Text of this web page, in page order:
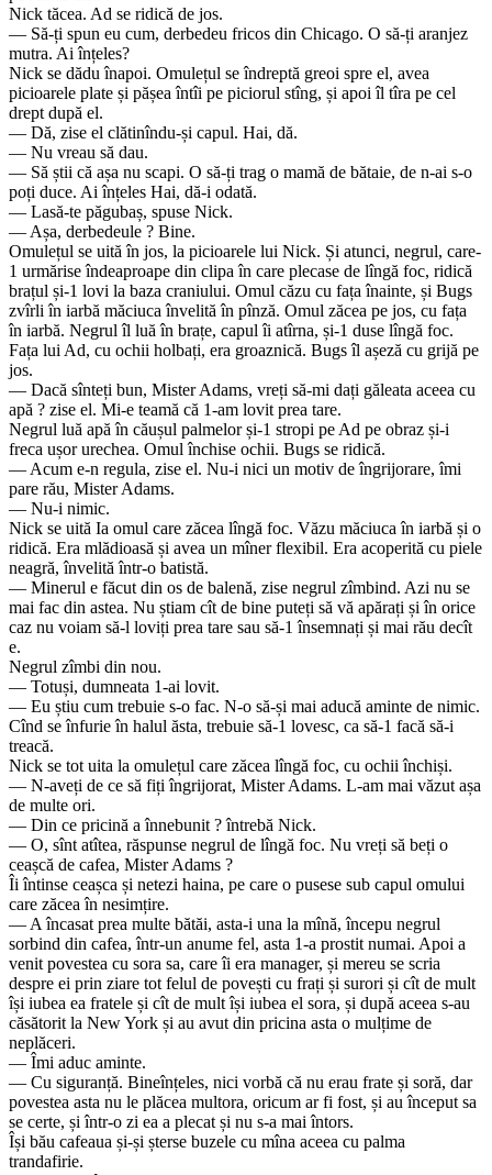
Nick tăcea. Ad se ridică de jos.
— Să-ți spun eu cum, derbedeu fricos din Chicago. O să-ți aranjez
mutra. Ai înțeles?
Nick se dădu înapoi. Omulețul se îndreptă greoi spre el, avea
picioarele plate și pășea întîi pe piciorul stîng, și apoi îl tîra pe cel
drept după el.
— Dă, zise el clătinîndu-și capul. Hai, dă.
— Nu vreau să dau.
— Să știi că așa nu scapi. O să-ți trag o mamă de bătaie, de n-ai s-o
poți duce. Ai înțeles Hai, dă-i odată.
— Lasă-te păgubaș, spuse Nick.
— Așa, derbedeule ? Bine.
Omulețul se uită în jos, la picioarele lui Nick. Și atunci, negrul, care-
1 urmărise îndeaproape din clipa în care plecase de lîngă foc, ridică
brațul și-1 lovi la baza craniului. Omul căzu cu fața înainte, și Bugs
zvîrli în iarbă măciuca învelită în pînză. Omul zăcea pe jos, cu fața
în iarbă. Negrul îl luă în brațe, capul îi atîrna, și-1 duse lîngă foc.
Fața lui Ad, cu ochii holbați, era groaznică. Bugs îl așeză cu grijă pe
jos.
— Dacă sînteți bun, Mister Adams, vreți să-mi dați găleata aceea cu
apă ? zise el. Mi-e teamă că 1-am lovit prea tare.
Negrul luă apă în căușul palmelor și-1 stropi pe Ad pe obraz și-i
freca ușor urechea. Omul închise ochii. Bugs se ridică.
— Acum e-n regula, zise el. Nu-i nici un motiv de îngrijorare, îmi
pare rău, Mister Adams.
— Nu-i nimic.
Nick se uită Ia omul care zăcea lîngă foc. Văzu măciuca în iarbă și o
ridică. Era mlădioasă și avea un mîner flexibil. Era acoperită cu piele
neagră, învelită într-o batistă.
— Minerul e făcut din os de balenă, zise negrul zîmbind. Azi nu se
mai fac din astea. Nu știam cît de bine puteți să vă apărați și în orice
caz nu voiam să-l loviți prea tare sau să-1 însemnați și mai rău decît
e.
Negrul zîmbi din nou.
— Totuși, dumneata 1-ai lovit.
— Eu știu cum trebuie s-o fac. N-o să-și mai aducă aminte de nimic.
Cînd se înfurie în halul ăsta, trebuie să-1 lovesc, ca să-1 facă să-i
treacă.
Nick se tot uita la omulețul care zăcea lîngă foc, cu ochii închiși.
— N-aveți de ce să fiți îngrijorat, Mister Adams. L-am mai văzut așa
de multe ori.
— Din ce pricină a înnebunit ? întrebă Nick.
— O, sînt atîtea, răspunse negrul de lîngă foc. Nu vreți să beți o
ceașcă de cafea, Mister Adams ?
Îi întinse ceașca și netezi haina, pe care o pusese sub capul omului
care zăcea în nesimțire.
— A încasat prea multe bătăi, asta-i una la mînă, începu negrul
sorbind din cafea, într-un anume fel, asta 1-a prostit numai. Apoi a
venit povestea cu sora sa, care îi era manager, și mereu se scria
despre ei prin ziare tot felul de povești cu frați și surori și cît de mult
își iubea ea fratele și cît de mult își iubea el sora, și după aceea s-au
căsătorit la New York și au avut din pricina asta o mulțime de
neplăceri.
— Îmi aduc aminte.
— Cu siguranță. Bineînțeles, nici vorbă că nu erau frate și soră, dar
povestea asta nu le plăcea multora, oricum ar fi fost, și au început sa
se certe, și într-o zi ea a plecat și nu s-a mai întors.
Își bău cafeaua și-și șterse buzele cu mîna aceea cu palma
trandafirie.